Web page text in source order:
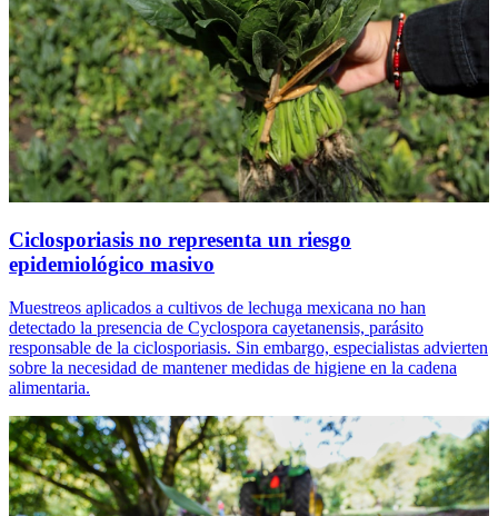
Ciclosporiasis no representa un riesgo
epidemiológico masivo
Muestreos aplicados a cultivos de lechuga mexicana no han
detectado la presencia de Cyclospora cayetanensis, parásito
responsable de la ciclosporiasis. Sin embargo, especialistas advierten
sobre la necesidad de mantener medidas de higiene en la cadena
alimentaria.